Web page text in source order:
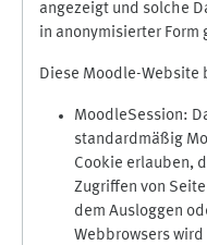
angezeigt und solche
in anonymisierter Form
Diese Moodle-Website
MoodleSession:
standardmäßig
Cookie erlauben,
Zugriffen von
dem Ausloggen
Webbrowsers